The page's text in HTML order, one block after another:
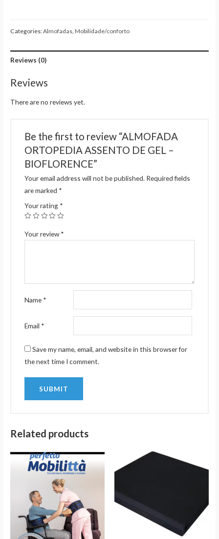
Categories:Almofadas,Mobilidade/conforto
Reviews (0)
Reviews
There are no reviews yet.
Be the first to review “ALMOFADA
ORTOPEDIA ASSENTO DE GEL –
BIOFLORENCE”
Your email address will not be published. Required fields
are marked *
Your rating *
Your review*
Name *
Email *
Save my name, email, and website in this browser for
the next time I comment.
Related products